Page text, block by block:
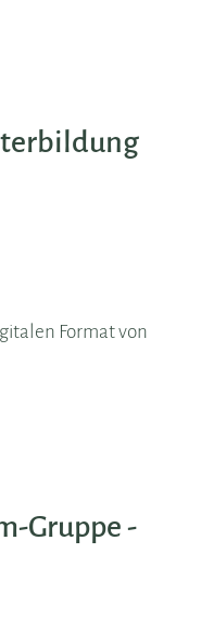
Format von
Gruppe -